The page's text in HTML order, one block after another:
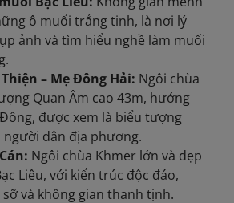
ô muối trắng tinh, là nơi lý
ảnh và tìm hiểu nghề làm muối
– Mẹ Đông Hải: Ngôi chùa
Quan Âm cao 43m, hướng
được xem là biểu tượng
dân địa phương.
Ngôi chùa Khmer lớn và đẹp
Liêu, với kiến trúc độc đáo,
sỡ và không gian thanh tịnh.